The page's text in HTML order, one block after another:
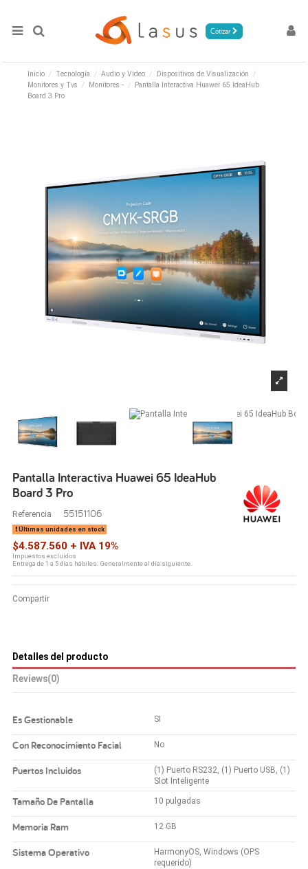
Cotizar
Inicio Tecnología Audio y Video
Dispositivos de Visualización
Monitores y Tvs
Monitores -
Pantalla Interactiva Huawei 65 IdeaHub
Board 3 Pro
Pantalla Interactiva Huawei 65 IdeaHub
Board 3 Pro
Referencia 55151106
Últimas unidades en stock
$4.587.560 + IVA 19%
Impuestos excluidos
Entrega de 1 a 5 días hábiles. Generalmente al día siguiente.
Compartir
Detalles del producto
Reviews(0)
Es Gestionable SI
Con Reconocimiento Facial No
Puertos Incluidos
(1) Puerto RS232, (1) Puerto USB, (1)
Slot Inteligente
Tamaño De Pantalla 10 pulgadas
Memoria Ram 12 GB
Sistema Operativo
HarmonyOS, Windows (OPS
requerido)